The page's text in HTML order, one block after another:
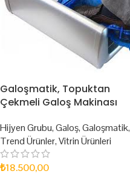
Galoşmatik, Topuktan
Çekmeli Galoş Makinası
Hijyen Grubu,Galoş,Galoşmatik,
Trend Ürünler,Vitrin Ürünleri
₺18.500,00